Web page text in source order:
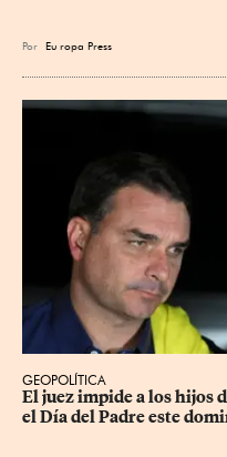
Por Eu ropa Press
GEOPOLÍTICA
El juez impide a los hijos
el Día del Padre este